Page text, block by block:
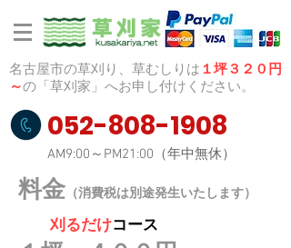
名古屋市の草刈り、草むしりは １坪３２０円
～の「草刈家」へお申し付けください。
052-808-1908
AM9:00～PM21:00（年中無休）
料金 （消費税は別途発生いたします）
刈るだけコース